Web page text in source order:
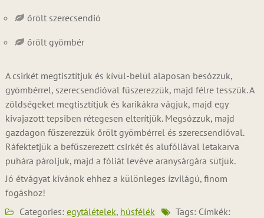
őrölt szerecsendió
őrölt gyömbér
A csirkét megtisztítjuk és kívül-belül alaposan besózzuk,
gyömbérrel, szerecsendióval fűszerezzük, majd félre tesszük. A
zöldségeket megtisztítjuk és karikákra vágjuk, majd egy
kivajazott tepsiben rétegesen elterítjük. Megsózzuk, majd
gazdagon fűszerezzük őrölt gyömbérrel és szerecsendióval.
Ráfektetjük a befűszerezett csirkét és alufóliával letakarva
puhára pároljuk, majd a fóliát levéve aranysárgára sütjük.
Jó étvágyat kívánok ehhez a különleges ízvilágú, finom
fogáshoz!
Categories: egytálételek, húsfélék
Tags: Címkék: